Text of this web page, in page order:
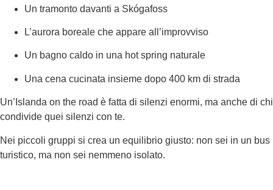
Un tramonto davanti a Skógafoss
L’aurora boreale che appare all’improvviso
Un bagno caldo in una hot spring naturale
Una cena cucinata insieme dopo 400 km di strada
Un’Islanda on the road è fatta di silenzi enormi, ma anche di chi
condivide quei silenzi con te.
Nei piccoli gruppi si crea un equilibrio giusto: non sei in un bus
turistico, ma non sei nemmeno isolato.